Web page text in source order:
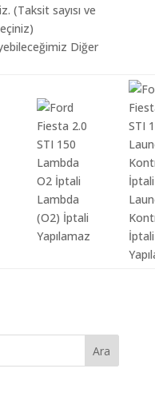
(Taksit sayısı ve
Diğer
Lambda
(O2) İptali
Yapılamaz
İptali
Ara